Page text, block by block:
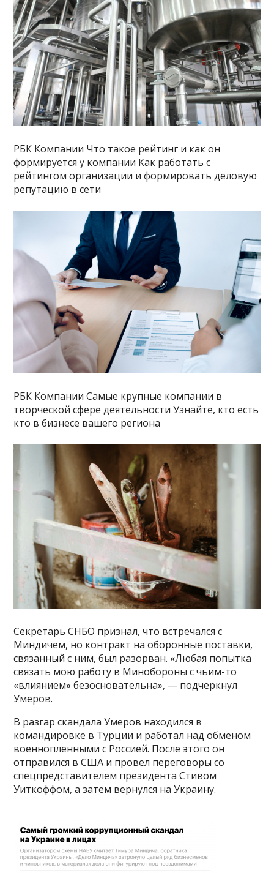
РБК Компании Что такое рейтинг и как он
формируется у компании Как работать с
рейтингом организации и формировать деловую
репутацию в сети
РБК Компании Самые крупные компании в
творческой сфере деятельности Узнайте, кто есть
кто в бизнесе вашего региона
Секретарь СНБО признал, что встречался с
Миндичем, но контракт на оборонные поставки,
связанный с ним, был разорван. «Любая попытка
связать мою работу в Минобороны с чьим-то
«влиянием» безосновательна», — подчеркнул
Умеров.
В разгар скандала Умеров находился в
командировке в Турции и работал над обменом
военнопленными с Россией. После этого он
отправился в США и провел переговоры со
спецпредставителем президента Стивом
Уиткоффом, а затем вернулся на Украину.